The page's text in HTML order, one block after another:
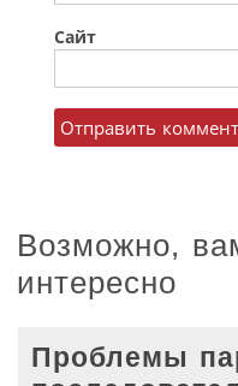
Сайт
Возможно,
интересно
Проблемы